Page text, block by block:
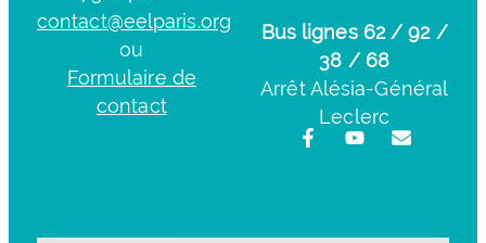
contact@eelparis.org
ou
Formulaire de
contact
Bus lignes 62 / 92 /
38 / 68
Arrêt Alésia-Général
Leclerc